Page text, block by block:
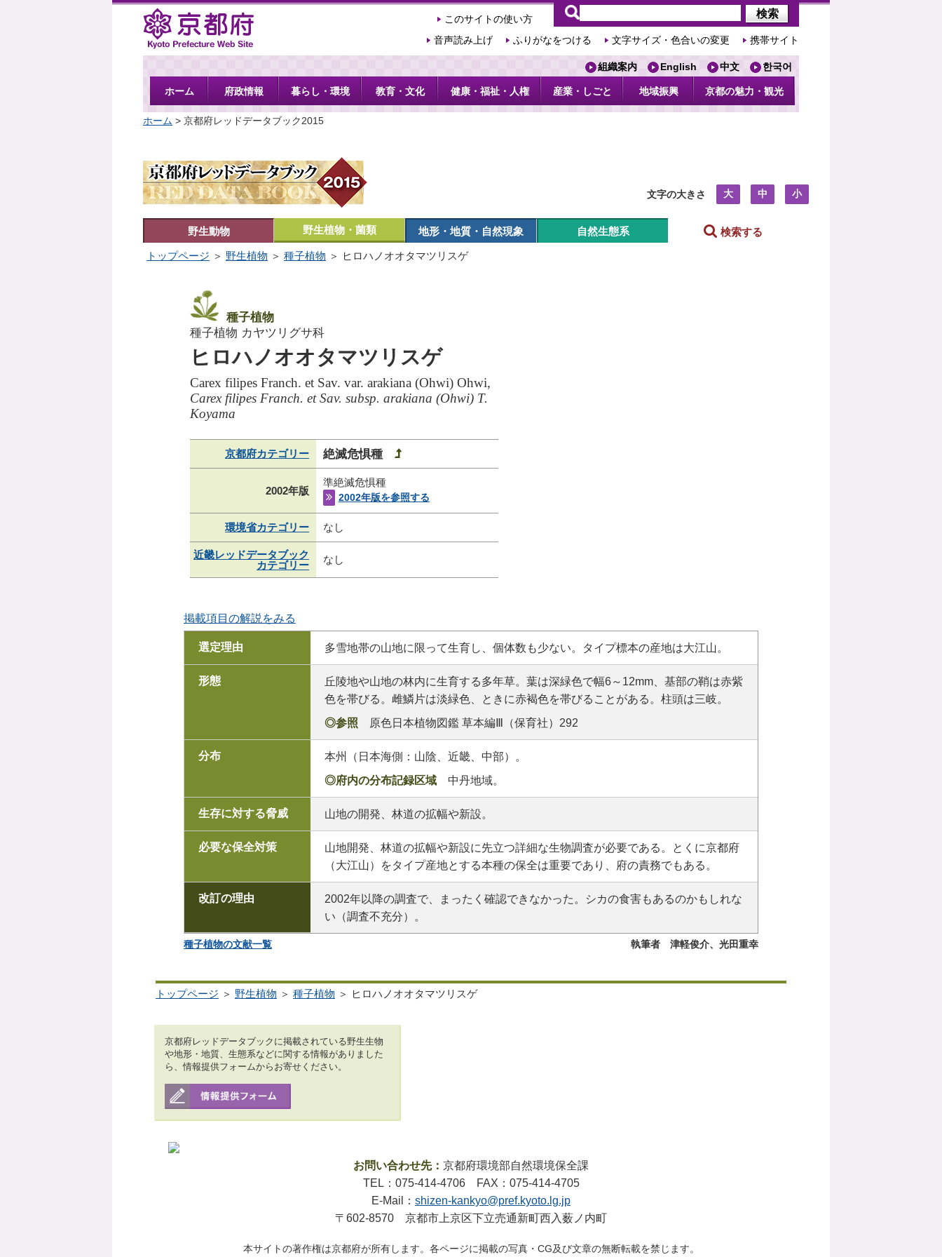
京都府
このサイトの使い方
音声読み上げ
ふりがなをつける 文字サイズ・色合いの変更 携帯サイト
組織案内 English 中文 한국어
ホーム 府政情報 暮らし・環境 教育・文化 健康・福祉・人権 産業・しごと 地域振興 京都の魅力・観光
ホーム > 京都府レッドデータブック2015
文字の大きさ 大 中 小
野生動物 野生植物・菌類 地形・地質・自然現象 自然生態系
検索する
トップページ ＞ 野生植物 ＞ 種子植物 ＞ ヒロハノオオタマツリスゲ
種子植物
種子植物 カヤツリグサ科
ヒロハノオオタマツリスゲ
Carex filipes Franch. et Sav. var. arakiana (Ohwi) Ohwi,
Carex filipes Franch. et Sav. subsp. arakiana (Ohwi) T.
Koyama
京都府カテゴリー 絶滅危惧種
2002年版
準絶滅危惧種
2002年版を参照する
環境省カテゴリー なし
近畿レッドデータブック
カテゴリー
なし
掲載項目の解説をみる
選定理由 多雪地帯の山地に限って生育し、個体数も少ない。タイプ標本の産地は大江山。
形態
丘陵地や山地の林内に生育する多年草。葉は深緑色で幅6～12mm、基部の鞘は赤紫
色を帯びる。雌鱗片は淡緑色、ときに赤褐色を帯びることがある。柱頭は三岐。
◎参照 原色日本植物図鑑 草本編Ⅲ（保育社）292
分布
本州（日本海側：山陰、近畿、中部）。
◎府内の分布記録区域 中丹地域。
生存に対する脅威 山地の開発、林道の拡幅や新設。
必要な保全対策
山地開発、林道の拡幅や新設に先立つ詳細な生物調査が必要である。とくに京都府
（大江山）をタイプ産地とする本種の保全は重要であり、府の責務でもある。
改訂の理由
2002年以降の調査で、まったく確認できなかった。シカの食害もあるのかもしれな
い（調査不充分）。
種子植物の文献一覧 執筆者 津軽俊介、光田重幸
トップページ ＞ 野生植物 ＞ 種子植物 ＞ ヒロハノオオタマツリスゲ
京都府レッドデータブックに掲載されている野生生物
や地形・地質、生態系などに関する情報がありました
ら、情報提供フォームからお寄せください。
お問い合わせ先： 京都府環境部自然環境保全課
TEL：075-414-4706 FAX：075-414-4705
E-Mail： shizen-kankyo@pref.kyoto.lg.jp
〒602-8570 京都市上京区下立売通新町西入薮ノ内町
本サイトの著作権は京都府が所有します。各ページに掲載の写真・CG及び文章の無断転載を禁じます。